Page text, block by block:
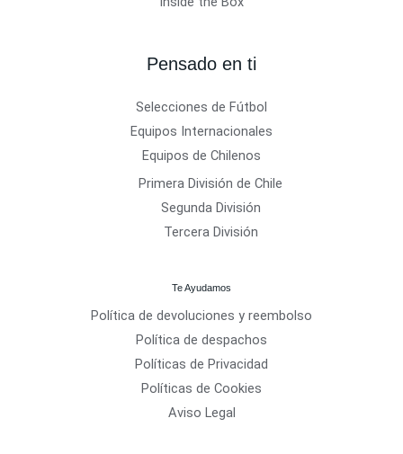
Pensado en ti
Selecciones de Fútbol
Equipos Internacionales
Equipos de Chilenos
Primera División de Chile
Segunda División
Tercera División
Te Ayudamos
Política de devoluciones y reembolso
Política de despachos
Políticas de Privacidad
Políticas de Cookies
Aviso Legal